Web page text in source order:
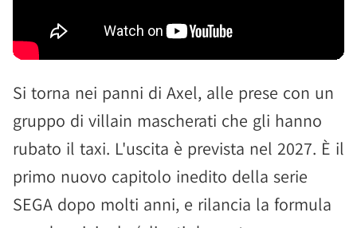
Si torna nei panni di Axel, alle prese con un
gruppo di villain mascherati che gli hanno
rubato il taxi. L'uscita è prevista nel 2027. È il
primo nuovo capitolo inedito della serie
SEGA dopo molti anni, e rilancia la formula